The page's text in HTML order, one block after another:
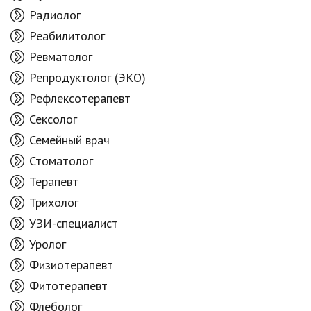
Радиолог
Реабилитолог
Ревматолог
Репродуктолог (ЭКО)
Рефлексотерапевт
Сексолог
Семейный врач
Стоматолог
Терапевт
Трихолог
УЗИ-специалист
Уролог
Физиотерапевт
Фитотерапевт
Флеболог